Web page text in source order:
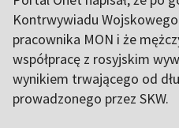
Kontrwywiadu
pracownika MON i że
współpracę z rosyjskim
wynikiem trwającego od
prowadzonego przez SKW.